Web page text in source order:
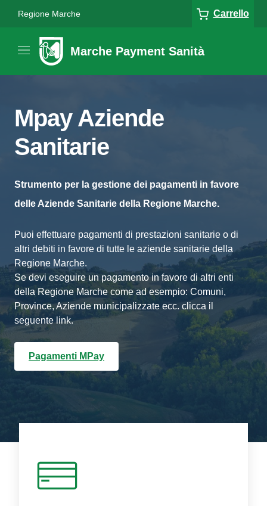
Regione Marche Carrello
Marche Payment Sanità
Mpay Aziende
Sanitarie
Strumento per la gestione dei pagamenti in favore
delle Aziende Sanitarie della Regione Marche.
Puoi effettuare pagamenti di prestazioni sanitarie o di
altri debiti in favore di tutte le aziende sanitarie della
Regione Marche.
Se devi eseguire un pagamento in favore di altri enti
della Regione Marche come ad esempio: Comuni,
Province, Aziende municipalizzate ecc. clicca il
seguente link.
Pagamenti MPay